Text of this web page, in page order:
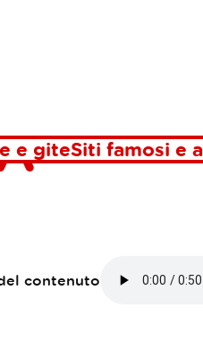
e giteSiti famosi e
contenuto